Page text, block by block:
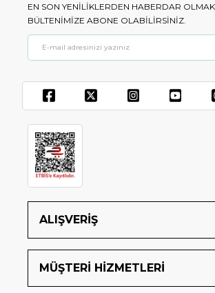
ALIŞVERİŞ
MÜŞTERİ HİZMETLERİ
EN SON YENILIKLERDEN HABERDAR
BÜLTENIMIZE ABONE OLABILIRSINIZ.